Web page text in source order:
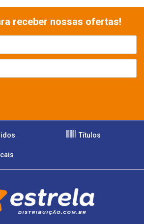
receber nossas ofertas!
Títulos